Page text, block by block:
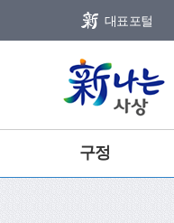
메인메뉴 바로가기
대표포털
구정